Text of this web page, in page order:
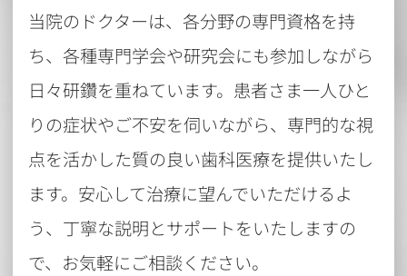
当院のドクターは、各分野の専門資格を持
ち、各種専門学会や研究会にも参加しながら
日々研鑽を重ねています。患者さま一人ひと
りの症状やご不安を伺いながら、専門的な視
点を活かした質の良い歯科医療を提供いたし
ます。安心して治療に望んでいただけるよ
う、丁寧な説明とサポートをいたしますの
で、お気軽にご相談ください。